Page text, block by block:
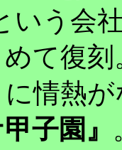
いう会
て復
情熱
子園』